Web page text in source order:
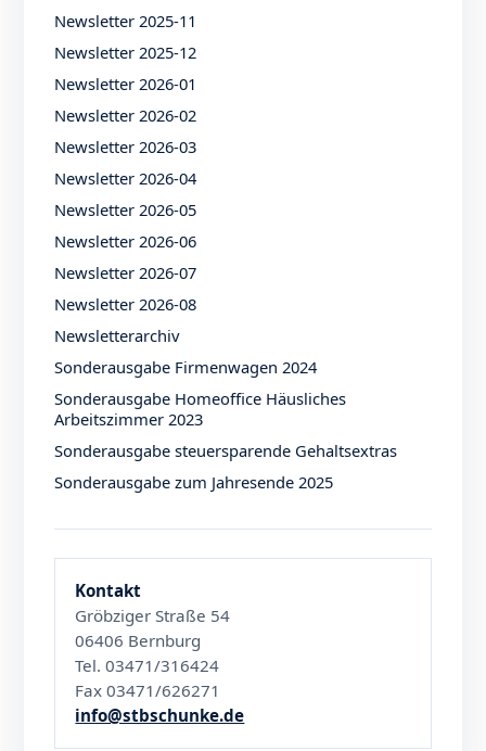
Newsletter 2025-11
Newsletter 2025-12
Newsletter 2026-01
Newsletter 2026-02
Newsletter 2026-03
Newsletter 2026-04
Newsletter 2026-05
Newsletter 2026-06
Newsletter 2026-07
Newsletter 2026-08
Newsletterarchiv
Sonderausgabe Firmenwagen 2024
Sonderausgabe Homeoffice Häusliches
Arbeitszimmer 2023
Sonderausgabe steuersparende Gehaltsextras
Sonderausgabe zum Jahresende 2025
Kontakt
Gröbziger Straße 54
06406 Bernburg
Tel. 03471/316424
Fax 03471/626271
info@stbschunke.de